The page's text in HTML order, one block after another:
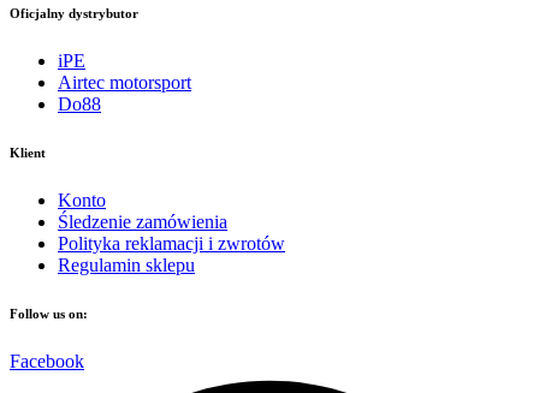
Oficjalny dystrybutor
iPE
Airtec motorsport
Do88
Klient
Konto
Śledzenie zamówienia
Polityka reklamacji i zwrotów
Regulamin sklepu
Follow us on:
Facebook